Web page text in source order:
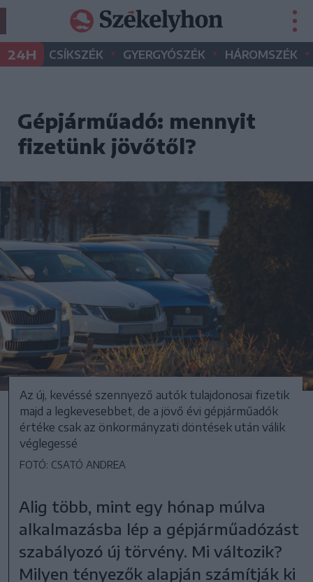
24H CSÍKSZÉK • GYERGYÓSZÉK • HÁROMSZÉK •
Gépjárműadó: mennyit
fizetünk jövőtől?
Az új, kevéssé szennyező autók tulajdonosai fizetik
majd a legkevesebbet, de a jövő évi gépjárműadók
értéke csak az önkormányzati döntések után válik
véglegessé
FOTÓ: CSATÓ ANDREA
Alig több, mint egy hónap múlva
alkalmazásba lép a gépjárműadózást
szabályozó új törvény. Mi változik?
Milyen tényezők alapján számítják ki